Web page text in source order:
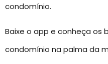
condomínio.
Baixe o app e conheça os
condomínio na palma da